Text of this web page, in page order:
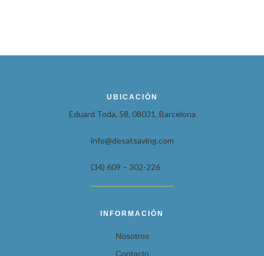
UBICACIÓN
Eduard Toda, 58, 08031, Barcelona
info@desatsaving.com
(34) 609 – 302-226
INFORMACIÓN
Nosotros
Contacto